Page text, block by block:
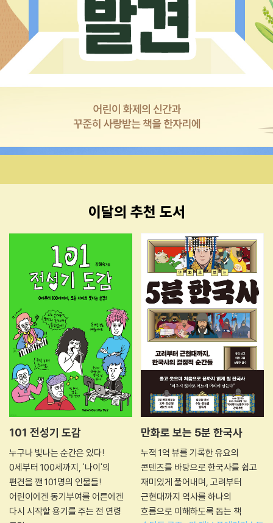
이달의 추천 도서
101 전성기 도감
누구나 빛나는 순간은 있다!
0세부터 100세까지, '나이'의
편견을 깬 101명의 인물들!
어린이에겐 동기부여를 어른에겐
다시 시작할 용기를 주는 전 연령
만화로 보는 5분 한국사
누적 1억 뷰를 기록한 유요의
콘텐츠를 바탕으로 한국사를 쉽고
재미있게 풀어내며, 고려부터
근현대까지 역사를 하나의
흐름으로 이해하도록 돕는 책